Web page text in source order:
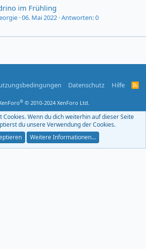
im Frühling
06. Mai 2022 Antworten: 0
Datenschutz Hilfe
R
F
® © 2010-2024 XenForo Ltd.
Cookies. Wenn du dich weiterhin auf dieser Seite
du unsere Verwendung der Cookies.
Weitere Informationen…